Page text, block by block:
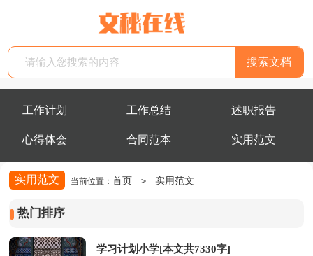
工作计划 工作总结 述职报告
心得体会 合同范本 实用范文
实用范文 当前位置：首页 > 实用范文
热门排序
学习计划小学[本文共7330字]